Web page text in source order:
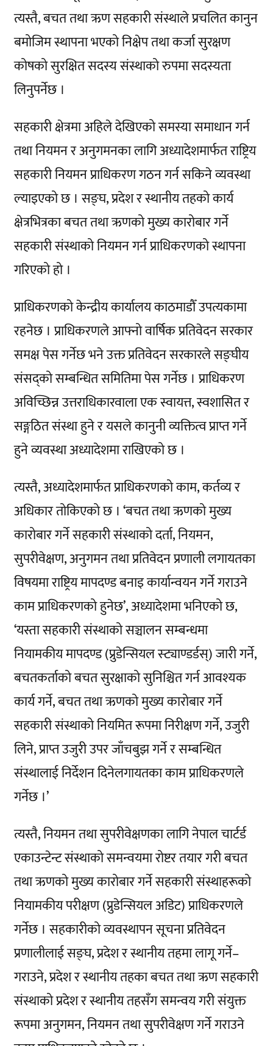
त्यस्तै, बचत तथा ऋण सहकारी संस्थाले प्रचलित कानुन
बमोजिम स्थापना भएको निक्षेप तथा कर्जा सुरक्षण
कोषको सुरक्षित सदस्य संस्थाको रुपमा सदस्यता
लिनुपर्नेछ ।
सहकारी क्षेत्रमा अहिले देखिएको समस्या समाधान गर्न
तथा नियमन र अनुगमनका लागि अध्यादेशमार्फत राष्ट्रिय
सहकारी नियमन प्राधिकरण गठन गर्न सकिने व्यवस्था
ल्याइएको छ । सङ्घ, प्रदेश र स्थानीय तहको कार्य
क्षेत्रभित्रका बचत तथा ऋणको मुख्य कारोबार गर्ने
सहकारी संस्थाको नियमन गर्न प्राधिकरणको स्थापना
गरिएको हो ।
प्राधिकरणको केन्द्रीय कार्यालय काठमाडौँ उपत्यकामा
रहनेछ । प्राधिकरणले आफ्नो वार्षिक प्रतिवेदन सरकार
समक्ष पेस गर्नेछ भने उक्त प्रतिवेदन सरकारले सङ्घीय
संसद्को सम्बन्धित समितिमा पेस गर्नेछ । प्राधिकरण
अविच्छिन्न उत्तराधिकारवाला एक स्वायत्त, स्वशासित र
सङ्गठित संस्था हुने र यसले कानुनी व्यक्तित्व प्राप्त गर्ने
हुने व्यवस्था अध्यादेशमा राखिएको छ ।
त्यस्तै, अध्यादेशमार्फत प्राधिकरणको काम, कर्तव्य र
अधिकार तोकिएको छ । ‘बचत तथा ऋणको मुख्य
कारोबार गर्ने सहकारी संस्थाको दर्ता, नियमन,
सुपरीवेक्षण, अनुगमन तथा प्रतिवेदन प्रणाली लगायतका
विषयमा राष्ट्रिय मापदण्ड बनाइ कार्यान्वयन गर्ने गराउने
काम प्राधिकरणको हुनेछ’, अध्यादेशमा भनिएको छ,
‘यस्ता सहकारी संस्थाको सञ्चालन सम्बन्धमा
नियामकीय मापदण्ड (प्रुडेन्सियल स्ट्याण्डर्डस्) जारी गर्ने,
बचतकर्ताको बचत सुरक्षाको सुनिश्चित गर्न आवश्यक
कार्य गर्ने, बचत तथा ऋणको मुख्य कारोबार गर्ने
सहकारी संस्थाको नियमित रूपमा निरीक्षण गर्ने, उजुरी
लिने, प्राप्त उजुरी उपर जाँचबुझ गर्ने र सम्बन्धित
संस्थालाई निर्देशन दिनेलगायतका काम प्राधिकरणले
गर्नेछ ।’
त्यस्तै, नियमन तथा सुपरीवेक्षणका लागि नेपाल चार्टर्ड
एकाउन्टेन्ट संस्थाको समन्वयमा रोष्टर तयार गरी बचत
तथा ऋणको मुख्य कारोबार गर्ने सहकारी संस्थाहरूको
नियामकीय परीक्षण (प्रुडेन्सियल अडिट) प्राधिकरणले
गर्नेछ । सहकारीको व्यवस्थापन सूचना प्रतिवेदन
प्रणालीलाई सङ्घ, प्रदेश र स्थानीय तहमा लागू गर्ने–
गराउने, प्रदेश र स्थानीय तहका बचत तथा ऋण सहकारी
संस्थाको प्रदेश र स्थानीय तहसँग समन्वय गरी संयुक्त
रूपमा अनुगमन, नियमन तथा सुपरीवेक्षण गर्ने गराउने